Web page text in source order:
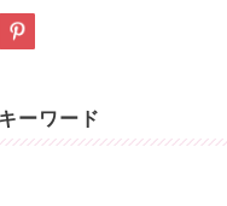
ーワード